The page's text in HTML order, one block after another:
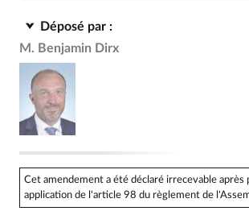
Déposé par :
M. Benjamin Dirx
Cet amendement a été déclaré irrecevable après
application de l'article 98 du règlement de